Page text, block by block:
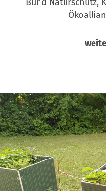
Bund Naturschutz,